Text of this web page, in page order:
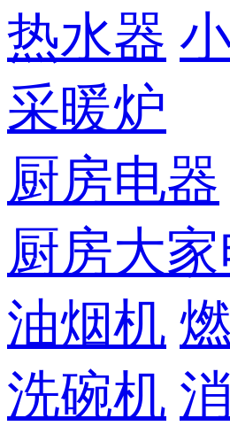
热水器
采暖炉
厨房电器
厨房大
油烟机
洗碗机